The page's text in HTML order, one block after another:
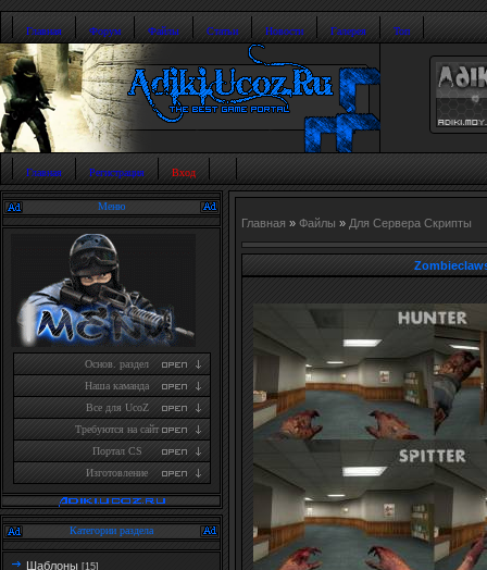
Главная Форум Файлы Статьи Новости Галерея Топ
Главная Регистрация Вход
Меню
Основ. раздел
Наша каманда
Все для UcoZ
Требуются на сайт
Портал CS
Изготовление
Категории раздела
Шаблоны [15]
Главная » Файлы » Для Сервера Скрипты